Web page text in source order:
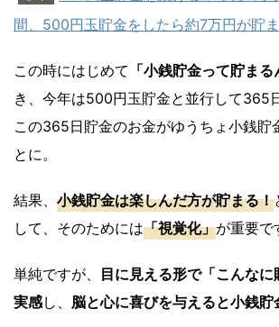
間、500円玉貯金をしたら約7万円が貯
この時にはじめて 「小銭貯金って貯まる
き、今年は500円玉貯金と並行して365
この365日貯金のお金がゆうちょ小銭貯
とに。
結果、 小銭貯金は楽しんだ方が貯まる！
して、そのためには「視覚化」が重要で
単純ですが、 目に見える形で「こんなに
実感し、 脳と心に喜びを与えると小銭貯